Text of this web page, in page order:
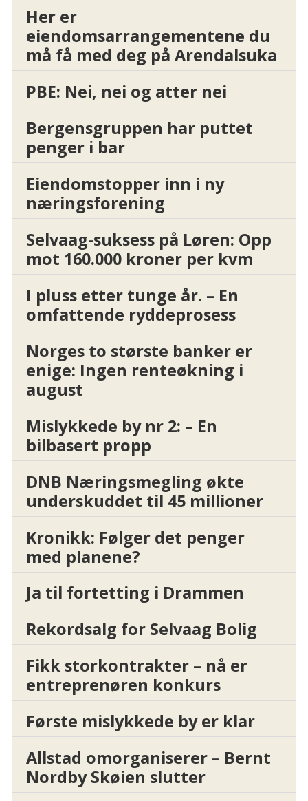
Her er
eiendomsarrangementene du
må få med deg på Arendalsuka
PBE: Nei, nei og atter nei
Bergensgruppen har puttet
penger i bar
Eiendomstopper inn i ny
næringsforening
Selvaag-suksess på Løren: Opp
mot 160.000 kroner per kvm
I pluss etter tunge år. – En
omfattende ryddeprosess
Norges to største banker er
enige: Ingen renteøkning i
august
Mislykkede by nr 2: – En
bilbasert propp
DNB Næringsmegling økte
underskuddet til 45 millioner
Kronikk: Følger det penger
med planene?
Ja til fortetting i Drammen
Rekordsalg for Selvaag Bolig
Fikk storkontrakter – nå er
entreprenøren konkurs
Første mislykkede by er klar
Allstad omorganiserer – Bernt
Nordby Skøien slutter